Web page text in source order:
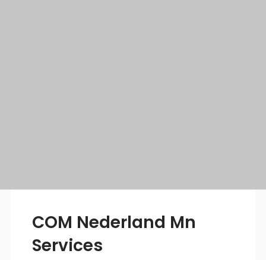
COM Nederland Mn
Services